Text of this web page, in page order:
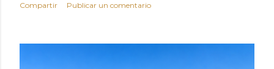
Compartir Publicar un comentario